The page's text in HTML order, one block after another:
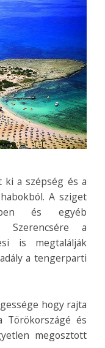
a szépség és a
A sziget
és egyéb
Szerencsére a
is megtalálják
a tengerparti
hogy rajta
Törökországé és
megosztott